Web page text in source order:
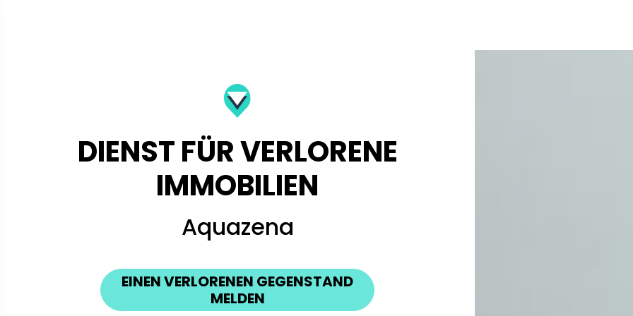
DIENST FÜR VERLORENE
IMMOBILIEN
Aquazena
EINEN VERLORENEN GEGENSTAND
MELDEN